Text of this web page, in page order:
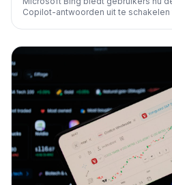
Copilot-antwoorden uit te
feedback over de wens naar keuze.